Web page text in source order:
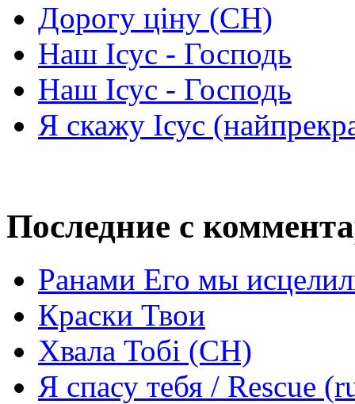
Дорогу ціну (СН)
Наш Ісус - Господь
Наш Ісус - Господь
Я скажу Ісус
Последние с
Ранами Его мы
Краски Твои
Хвала Тобі (СН)
Я спасу тебя / Rescue